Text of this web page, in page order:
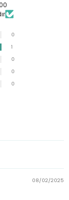
0
1
0
0
0
08/02/2025